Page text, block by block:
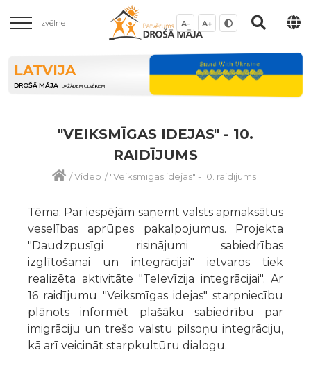
Izvēlne A- A+
LATVIJA
DROŠĀ MĀJA DAŽĀDIEM CILVĒKIEM
"VEIKSMĪGAS IDEJAS" - 10.
RAIDĪJUMS
/Video /"Veiksmīgas idejas" - 10. raidījums
Tēma: Par iespējām saņemt valsts apmaksātus
veselības aprūpes pakalpojumus. Projekta
"Daudzpusīgi risinājumi sabiedrības
izglītošanai un integrācijai" ietvaros tiek
realizēta aktivitāte "Televīzija integrācijai". Ar
16 raidījumu "Veiksmīgas idejas" starpniecību
plānots informēt plašāku sabiedrību par
imigrāciju un trešo valstu pilsoņu integrāciju,
kā arī veicināt starpkultūru dialogu.